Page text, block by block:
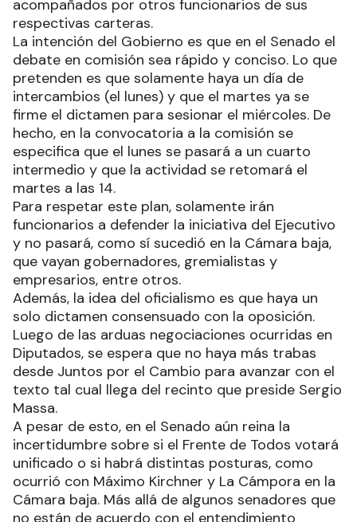
acompañados por otros funcionarios de sus
respectivas carteras.
La intención del Gobierno es que en el Senado el
debate en comisión sea rápido y conciso. Lo que
pretenden es que solamente haya un día de
intercambios (el lunes) y que el martes ya se
firme el dictamen para sesionar el miércoles. De
hecho, en la convocatoria a la comisión se
especifica que el lunes se pasará a un cuarto
intermedio y que la actividad se retomará el
martes a las 14.
Para respetar este plan, solamente irán
funcionarios a defender la iniciativa del Ejecutivo
y no pasará, como sí sucedió en la Cámara baja,
que vayan gobernadores, gremialistas y
empresarios, entre otros.
Además, la idea del oficialismo es que haya un
solo dictamen consensuado con la oposición.
Luego de las arduas negociaciones ocurridas en
Diputados, se espera que no haya más trabas
desde Juntos por el Cambio para avanzar con el
texto tal cual llega del recinto que preside Sergio
Massa.
A pesar de esto, en el Senado aún reina la
incertidumbre sobre si el Frente de Todos votará
unificado o si habrá distintas posturas, como
ocurrió con Máximo Kirchner y La Cámpora en la
Cámara baja. Más allá de algunos senadores que
no están de acuerdo con el entendimiento